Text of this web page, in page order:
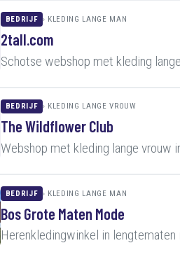
BEDRIJF KLEDING LANGE MAN
2tall.com
Schotse webshop met kleding
BEDRIJF KLEDING LANGE VROUW
The Wildflower Club
Webshop met kleding lange vrouw
BEDRIJF KLEDING LANGE MAN
Bos Grote Maten Mode
Herenkledingwinkel in lengtematen